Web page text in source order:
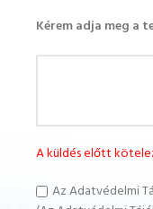
Kérem adja meg a
A küldés előtt
Az Adatvédelmi